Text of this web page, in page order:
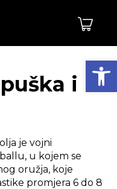
Open toolbar
i
je vojni
u kojem se
oružja, koje
promjera 6 do 8